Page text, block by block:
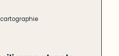
cartographie